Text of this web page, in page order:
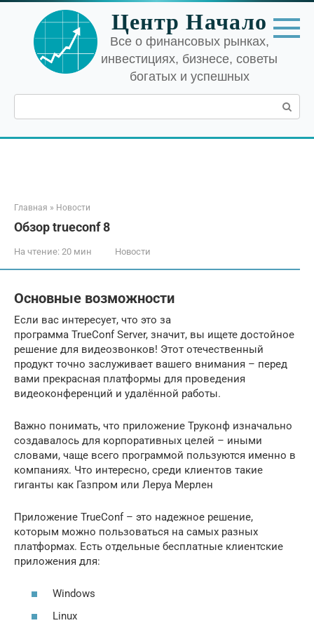
Перейти
контенту
Центр Начало
Все о финансовых рынках,
инвестициях, бизнесе, советы
богатых и успешных
Поиск:
Главная » Новости
Обзор trueconf 8
На чтение: 20 мин Новости
Основные возможности
Если вас интересует, что это за
программа TrueConf Server, значит, вы ищете достойное
решение для видеозвонков! Этот отечественный
продукт точно заслуживает вашего внимания – перед
вами прекрасная платформы для проведения
видеоконференций и удалённой работы.
Важно понимать, что приложение Труконф изначально
создавалось для корпоративных целей – иными
словами, чаще всего программой пользуются именно в
компаниях. Что интересно, среди клиентов такие
гиганты как Газпром или Леруа Мерлен
Приложение TrueConf – это надежное решение,
которым можно пользоваться на самых разных
платформах. Есть отдельные бесплатные клиентские
приложения для:
Windows
Linux